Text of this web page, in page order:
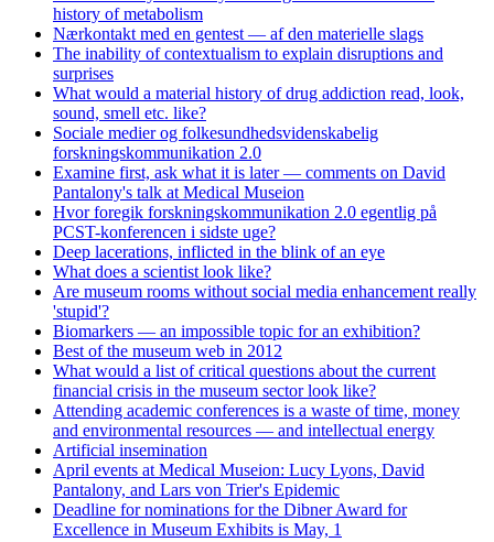
history of metabolism
Nærkontakt med en gentest — af den materielle slags
The inability of contextualism to explain disruptions and
surprises
What would a material history of drug addiction read, look,
sound, smell etc. like?
Sociale medier og folkesundhedsvidenskabelig
forskningskommunikation 2.0
Examine first, ask what it is later — comments on David
Pantalony's talk at Medical Museion
Hvor foregik forskningskommunikation 2.0 egentlig på
PCST-konferencen i sidste uge?
Deep lacerations, inflicted in the blink of an eye
What does a scientist look like?
Are museum rooms without social media enhancement really
'stupid'?
Biomarkers — an impossible topic for an exhibition?
Best of the museum web in 2012
What would a list of critical questions about the current
financial crisis in the museum sector look like?
Attending academic conferences is a waste of time, money
and environmental resources — and intellectual energy
Artificial insemination
April events at Medical Museion: Lucy Lyons, David
Pantalony, and Lars von Trier's Epidemic
Deadline for nominations for the Dibner Award for
Excellence in Museum Exhibits is May, 1